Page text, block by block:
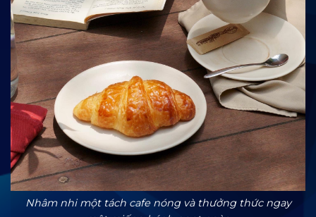
Nhâm nhi một tách cafe nóng và thưởng thức ngay